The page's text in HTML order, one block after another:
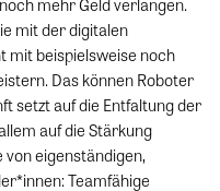
mit der digitalen
mit beispielsweise noch
Das können Roboter
setzt auf die Entfaltung der
auf die Stärkung
eigenständigen,
Teamfähige